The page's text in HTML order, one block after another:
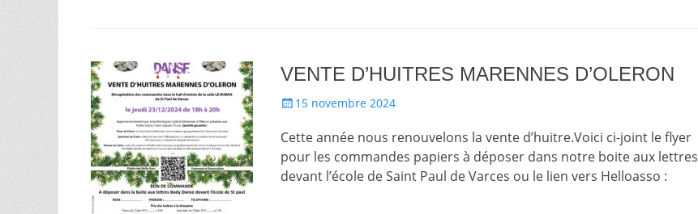
VENTE D’HUITRES MARENNES D’OLERON
Posté15 novembre 2024
Cette année nous renouvelons la vente d’huitre.Voici ci-joint le flyer
pour les commandes papiers à déposer dans notre boite aux lettres
devant l’école de Saint Paul de Varces ou le lien vers Helloasso :